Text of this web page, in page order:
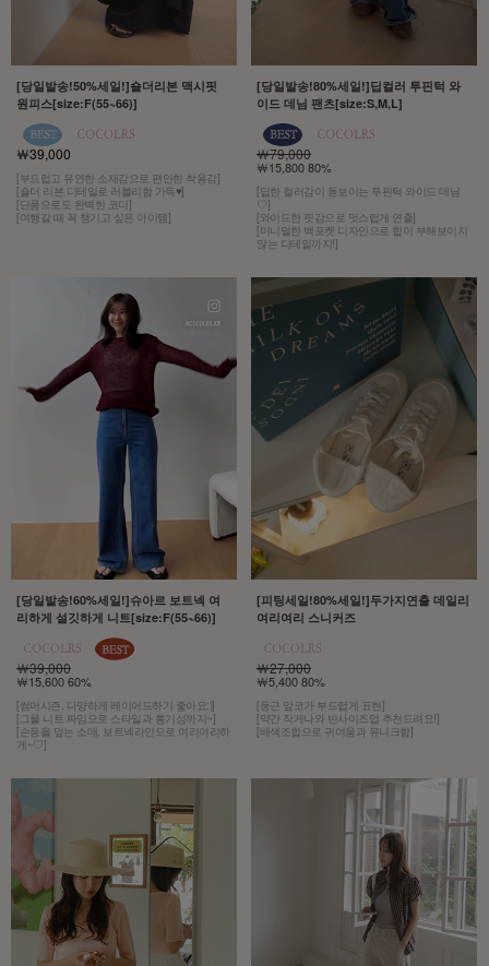
[당일발송!50%세일!]숄더리본 맥시핏
원피스[size:F(55~66)]
￦39,000
[부드럽고 유연한 소재감으로 편안한 착용감]
[숄더 리본 디테일로 러블리함 가득♥]
[단품으로도 완벽한 코디]
[여행갈 때 꼭 챙기고 싶은 아이템]
[당일발송!80%세일!]딥컬러 투핀턱 와
이드 데님 팬츠[size:S,M,L]
￦79,000
￦15,800 80%
[딥한 컬러감이 돋보이는 투핀턱 와이드 데님
♡]
[와이드한 핏감으로 멋스럽게 연출]
[미니멀한 백포켓 디자인으로 힙이 부해보이지
않는 디테일까지!]
[당일발송!60%세일!]슈아르 보트넥 여
리하게 설깃하게 니트[size:F(55~66)]
￦39,000
￦15,600 60%
[썸머시즌, 다양하게 레이어드하기 좋아요:)]
[그물 니트 짜임으로 스타일과 통기성까지~]
[손등을 덮는 소매, 보트넥라인으로 여리여리하
게~♡]
[피팅세일!80%세일!]두가지연출 데일리
여리여리 스니커즈
￦27,000
￦5,400 80%
[둥근 앞코가 부드럽게 표현]
[약간 작게나와 반사이즈업 추천드려요!]
[배색조합으로 귀여움과 유니크함]